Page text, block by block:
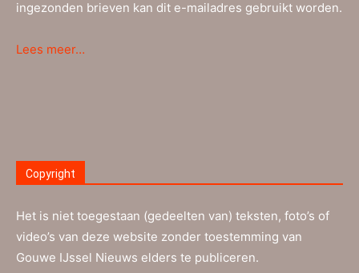
ingezonden brieven kan dit e-mailadres gebruikt worden.
Lees meer…
Copyright
Het is niet toegestaan (gedeelten van) teksten, foto’s of
video’s van deze website zonder toestemming van
Gouwe IJssel Nieuws elders te publiceren.